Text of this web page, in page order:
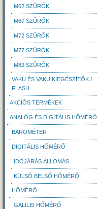
M62 SZŰRŐK
M67 SZŰRŐK
M72 SZŰRŐK
M77 SZŰRŐK
M82 SZŰRŐK
VAKU ÉS VAKU KIEGÉSZÍTŐK /
FLASH
AKCIÓS TERMÉKEK
ANALÓG ÉS DIGITÁLIS HŐMÉRŐ
BAROMÉTER
DIGITÁLIS HŐMÉRŐ
IDŐJÁRÁS ÁLLOMÁS
KÜLSŐ BELSŐ HŐMÉRŐ
HŐMÉRŐ
GALILEI HŐMÉRŐ